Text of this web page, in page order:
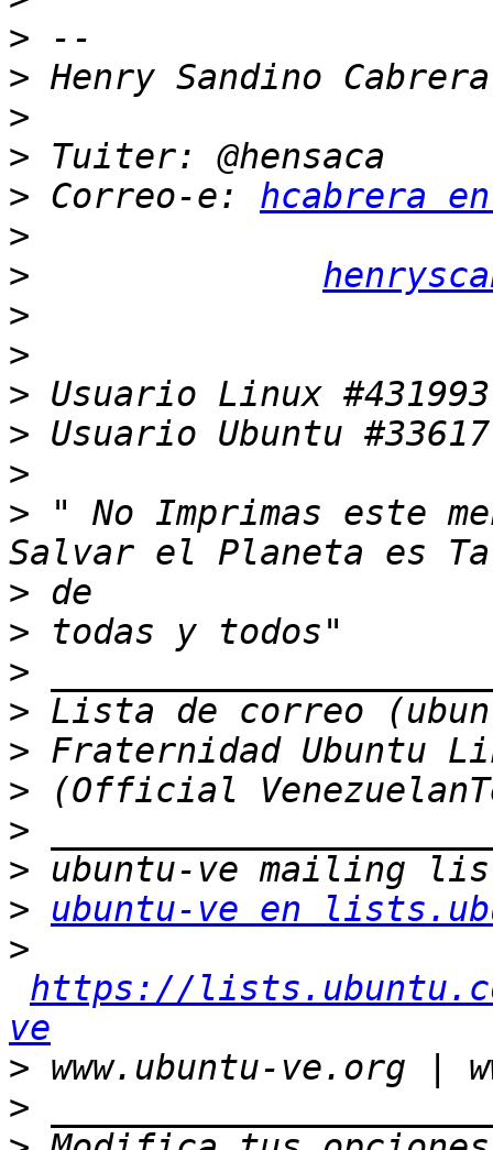
>
>
>
>
> Correo-e: hcabrera
>
>
>
>
>
>
>
> " No Imprimas este
>
>
>
>
>
>
>
>
>
ubuntu-ve en
>
https://
ve
>
>